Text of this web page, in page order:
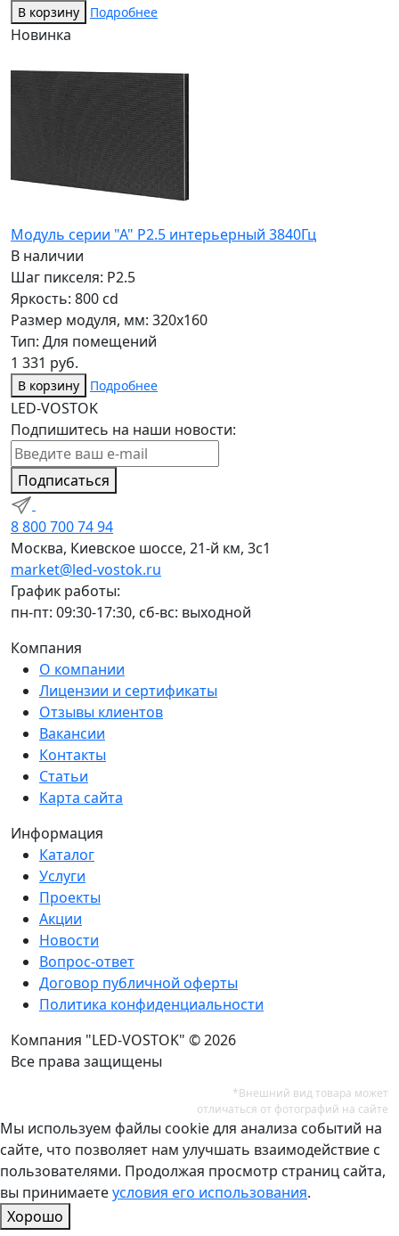
В корзину Подробнее
Новинка
Модуль серии "А" P2.5 интерьерный 3840Гц
В наличии
Шаг пикселя: P2.5
Яркость: 800 cd
Размер модуля, мм: 320x160
Тип: Для помещений
1 331 руб.
В корзину Подробнее
LED-VOSTOK
Подпишитесь на наши новости:
Подписаться
8 800 700 74 94
Москва, Киевское шоссе, 21-й км, 3с1
market@led-vostok.ru
График работы:
пн-пт: 09:30-17:30, сб-вс: выходной
Компания
О компании
Лицензии и сертификаты
Отзывы клиентов
Вакансии
Контакты
Статьи
Карта сайта
Информация
Каталог
Услуги
Проекты
Акции
Новости
Вопрос-ответ
Договор публичной оферты
Политика конфиденциальности
Компания "LED-VOSTOK" © 2026
Все права защищены
*Внешний вид товара может
отличаться от фотографий на сайте
Мы используем файлы cookie для анализа событий на
сайте, что позволяет нам улучшать взаимодействие с
пользователями. Продолжая просмотр страниц сайта,
вы принимаетеусловия его использования.
Хорошо